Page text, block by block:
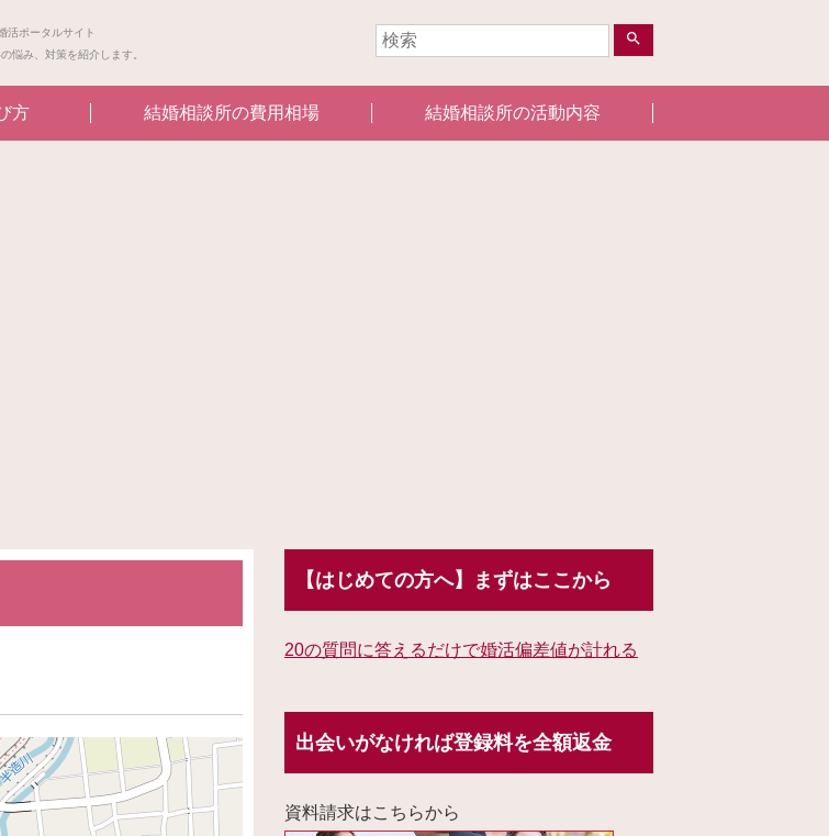
ポータルサイト
悩み、対策を紹介します。
search
方 結婚相談所の費用相場 結婚相談所の活動内容
【はじめての方へ】まずはここから
20の質問に答えるだけで婚活偏差値が計れる
出会いがなければ登録料を全額返金
資料請求はこちらから